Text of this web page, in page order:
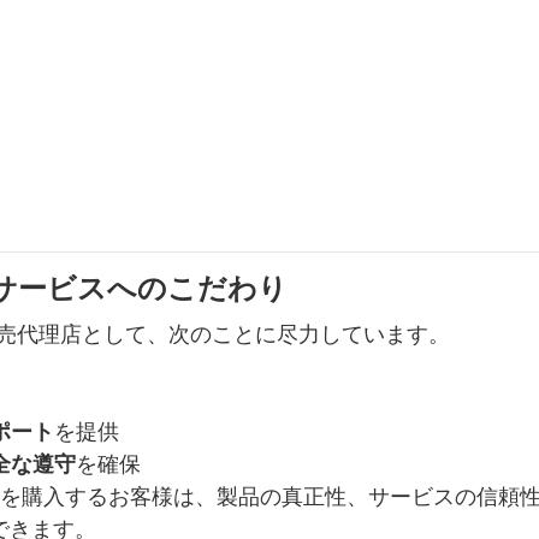
ービスへのこだわり
売代理店として、次のことに尽力しています。
ート を提供
な遵守を確保
品を購入するお客様は、製品の真正性、サービスの信頼
ます。